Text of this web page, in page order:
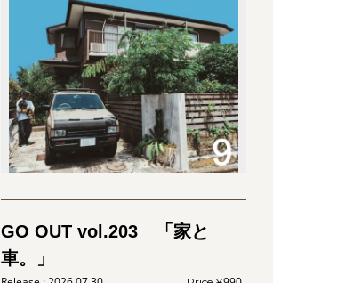
GO OUT vol.203 「家と
車。」